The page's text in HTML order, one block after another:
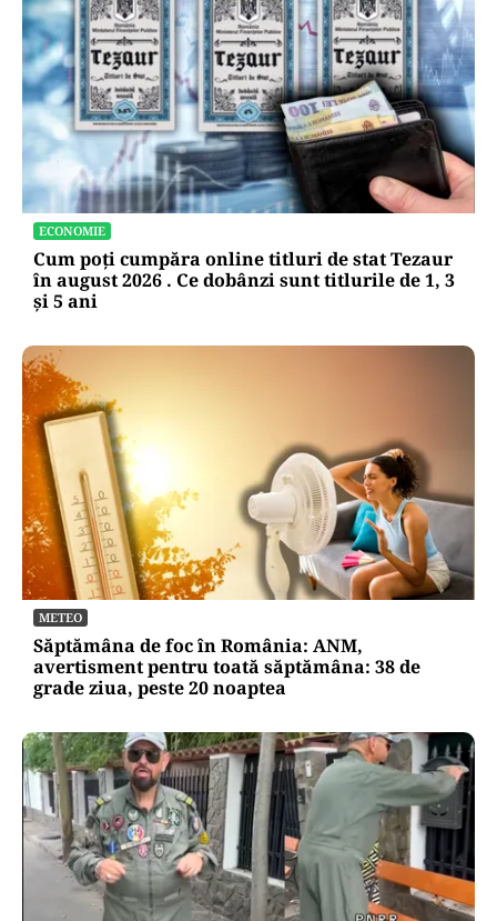
ECONOMIE
Cum poți cumpăra online titluri de stat Tezaur
în august 2026 . Ce dobânzi sunt titlurile de 1, 3
și 5 ani
METEO
Săptămâna de foc în România: ANM,
avertisment pentru toată săptămâna: 38 de
grade ziua, peste 20 noaptea